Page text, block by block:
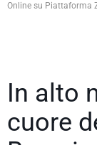
Online su Piattaforma
In alto
cuore